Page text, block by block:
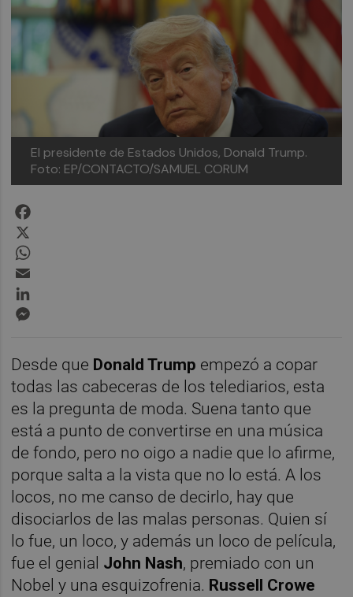
El presidente de Estados Unidos, Donald Trump.
Foto: EP/CONTACTO/SAMUEL CORUM
Desde que Donald Trump empezó a copar
todas las cabeceras de los telediarios, esta
es la pregunta de moda. Suena tanto que
está a punto de convertirse en una música
de fondo, pero no oigo a nadie que lo afirme,
porque salta a la vista que no lo está. A los
locos, no me canso de decirlo, hay que
disociarlos de las malas personas. Quien sí
lo fue, un loco, y además un loco de película,
fue el genial John Nash, premiado con un
Nobel y una esquizofrenia. Russell Crowe